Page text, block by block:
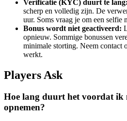
Verificatie (KYC) duurt te lang:
scherp en volledig zijn. De
uur. Soms vraag je om een selfie
Bonus wordt niet geactiveerd:
opnieuw. Sommige bonussen
minimale storting. Neem contact
werkt.
Players Ask
Hoe lang duurt het voordat ik
opnemen?